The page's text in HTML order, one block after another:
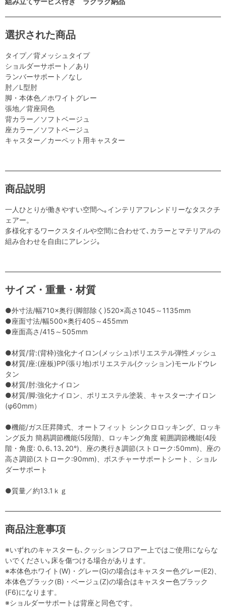
選択された商品
タイプ／背メッシュタイプ
ショルダーサポート／あり
ランバーサポート／なし
肘／L型肘
脚・本体色／ホワイトグレー
張地／背座同色
背カラー／ソフトベージュ
座カラー／ソフトベージュ
キャスター／カーペット用キャスター
商品説明
一人ひとりが働きやすい空間へ｡インテリアフレンドリーなタスクチ
ェアー。
多様化するワークスタイルや空間に合わせて､カラーとマテリアルの
組み合わせを自由にアレンジ｡
サイズ・重量・材質
●外寸法/幅710×奥行(脚部除く)520×高さ1045～1135mm
●座面寸法/幅500×奥行405～455mm
●座面高さ/415～505mm
●材質/背:(背枠)強化ナイロン(メッシュ)ポリエステル弾性メッシュ
●材質/座:(座板)PP(張り地)ポリエステル(クッション)モールドウレ
タン
●材質/肘:強化ナイロン
●材質/脚:強化ナイロン、ポリエステル塗装、キャスター:ナイロン
(φ60mm）
●機能/ガス圧昇降式、オートフィット シンクロロッキング、ロッキ
ング反力 簡易調節機能(5段階)、ロッキング角度 範囲調節機能(4段
階・角度: 0､6､13､20°)、座の奥行き調節(ストローク:50mm)、座の
高さ調節(ストローク:90mm)、ポスチャーサポートシート、ショル
ダーサポート
●質量／約13.1ｋｇ
商品注意事項
※いずれのキャスターも､クッションフロアー上ではご使用にならな
いでください｡床を傷つける場合があります。
※本体色ホワイト(W)・グレー(G)の場合はキャスター色グレー(E2)、
本体色ブラック(B)・ベージュ(Z)の場合はキャスター色ブラック
(F6)になります。
※ショルダーサポートは背座と同色です。